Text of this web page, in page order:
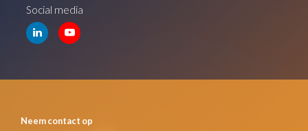
Social media
Neem contact op